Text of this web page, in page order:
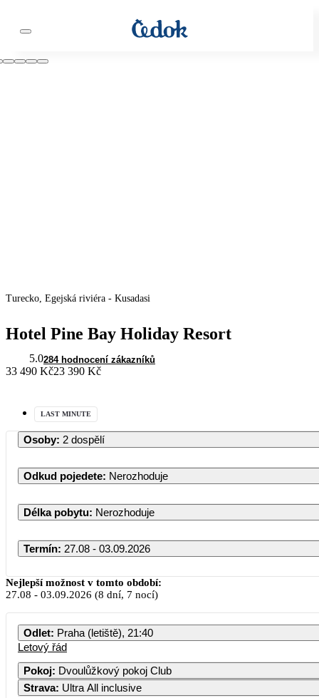
Turecko, Egejská riviéra - Kusadasi
Hotel Pine Bay Holiday Resort
5.0284 hodnocení zákazníků
33 490 Kč23 390 Kč
LAST MINUTE
Osoby: 2 dospělí
Odkud pojedete: Nerozhoduje
Délka pobytu: Nerozhoduje
Termín: 27.08 - 03.09.2026
Nejlepší možnost v tomto období:
27.08 - 03.09.2026 (8 dní, 7 nocí)
Odlet: Praha (letiště), 21:40
Letový řád
Pokoj: Dvoulůžkový pokoj Club
Strava: Ultra All inclusive